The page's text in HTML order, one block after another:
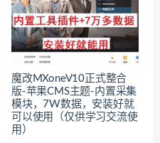
魔改MXoneV10正式整合
版-苹果CMS主题-内置采集
模块，7W数据，安装好就
可以使用（仅供学习交流使
用）